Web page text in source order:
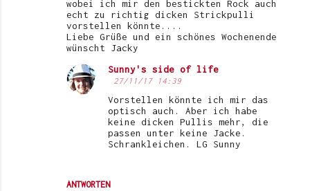
wobei ich mir den bestickten Rock auch
echt zu richtig dicken Strickpulli
vorstellen könnte....
Liebe Grüße und ein schönes Wochenende
wünscht Jacky
ANTWORTEN
Sunny's side of life
27/11/17 14:39
Vorstellen könnte ich mir das
optisch auch. Aber ich habe
keine dicken Pullis mehr, die
passen unter keine Jacke.
Schrankleichen. LG Sunny